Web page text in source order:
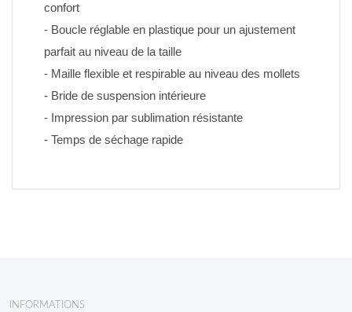
confort
- Boucle réglable en plastique pour un ajustement
parfait au niveau de la taille
- Maille flexible et respirable au niveau des mollets
- Bride de suspension intérieure
- Impression par sublimation résistante
- Temps de séchage rapide
INFORMATIONS